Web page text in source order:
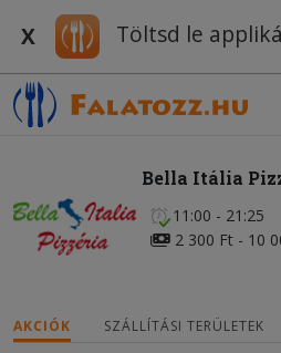
X Töltsd le
Bella Itália
11:00 - 21:25
2 300 Ft - 10
AKCIÓK SZÁLLÍTÁSI TERÜLETEK